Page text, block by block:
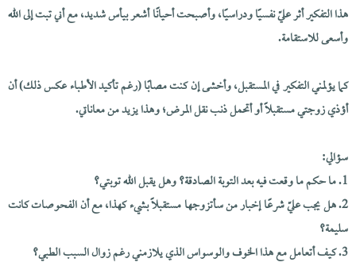
هذا التفكير أثر عليّ نفسيًا ودراسيًا، وأصبحت أحيانًا أشعر بيأس شديد، مع أني تبت إلى الله
وأسعى للاستقامة.
كما يؤلمني التفكير في المستقبل، وأخشى إن كنت مصابًا (رغم تأكيد الأطباء عكس ذلك) أن
أؤذي زوجتي مستقبلاً أو أتحمل ذنب نقل المرض؛ وهذا يزيد من معاناتي.
سؤالي:
1. ما حكم ما وقعت فيه بعد التوبة الصادقة؟ وهل يقبل الله توبتي؟
2. هل يجب عليّ شرعًا إخبار من سأتزوجها مستقبلًا بشيء كهذا، مع أن الفحوصات كانت
سليمة؟
3. كيف أتعامل مع هذا الخوف والوسواس الذي يلازمني رغم زوال السبب الطبي؟